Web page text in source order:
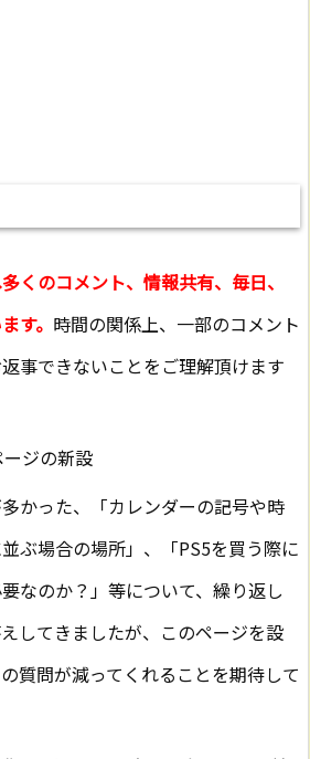
くのコメント、情報共有、毎日、
す。 時間の関係上、一部のコメント
事できないことをご理解頂けます
ジの新設
かった、「カレンダーの記号や時
ぶ場合の場所」、「PS5を買う際に
なのか？」等について、繰り返し
してきましたが、このページを設
質問が減ってくれることを期待して